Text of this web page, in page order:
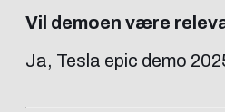
Vil demoen være
Ja, Tesla epic demo